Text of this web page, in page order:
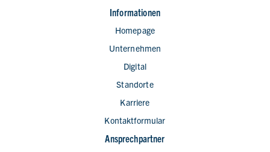
Informationen
Homepage
Unternehmen
Digital
Standorte
Karriere
Kontaktformular
Ansprechpartner